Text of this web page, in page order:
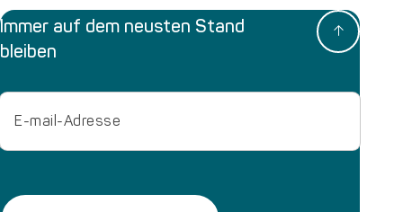
Immer auf dem neusten Stand
bleiben
Email